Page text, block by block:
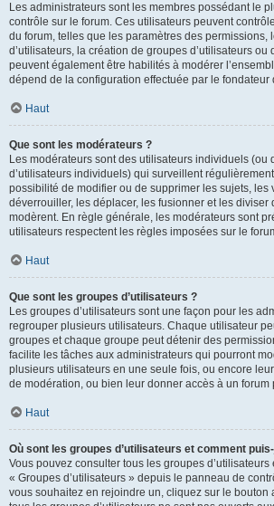
Les administrateurs sont les membres possédant le
contrôle sur le forum. Ces utilisateurs peuvent
du forum, telles que les paramètres des permissions,
d’utilisateurs, la création de groupes d’utilisateurs ou
peuvent également être habilités à modérer
dépend de la configuration effectuée par le fondateur
Haut
Que sont les modérateurs ?
Les modérateurs sont des utilisateurs individuels (ou
d’utilisateurs individuels) qui surveillent
possibilité de modifier ou de supprimer les sujets, les
déverrouiller, les déplacer, les fusionner et les diviser
modèrent. En règle générale, les modérateurs sont
utilisateurs respectent les règles imposées sur le
Haut
Que sont les groupes d’utilisateurs ?
Les groupes d’utilisateurs sont une façon pour les
regrouper plusieurs utilisateurs. Chaque utilisateur
groupes et chaque groupe peut détenir des
facilite les tâches aux administrateurs qui pourront
plusieurs utilisateurs en une seule fois, ou encore
de modération, ou bien leur donner accès à un forum
Haut
Où sont les groupes d’utilisateurs et comment
Vous pouvez consulter tous les groupes
« Groupes d’utilisateurs » depuis le panneau de
vous souhaitez en rejoindre un, cliquez sur le bouton